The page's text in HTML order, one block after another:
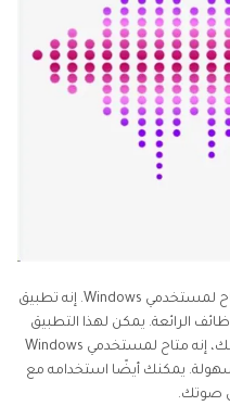
All in one Voice Changer هو تطبيق متاح لمستخدمي Windows. إنه تطبيق
الرائعة. يمكن لهذا التطبيق
إنشاء صوت فريزا بسهولة. علاوة على ذلك، إنه متاح لمستخدمي Windows
يمكنك أيضًا استخدامه مع